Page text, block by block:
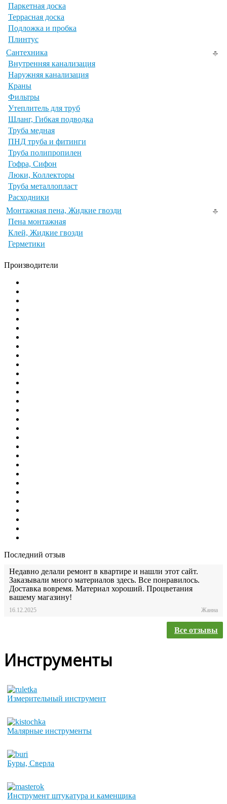
Паркетная доска
Террасная доска
Подложка и пробка
Плинтус
Сантехника
Внутренняя канализация
Наружняя канализация
Краны
Фильтры
Утеплитель для труб
Шланг, Гибкая подводка
Труба медная
ПНД труба и фитинги
Труба полипропилен
Гофра, Сифон
Люки, Коллекторы
Труба металлопласт
Расходники
Монтажная пена, Жидкие гвозди
Пена монтажная
Клей, Жидкие гвозди
Герметики
Производители
Последний отзыв
Недавно делали ремонт в квартире и нашли этот сайт.
Заказывали много материалов здесь. Все понравилось.
Доставка вовремя. Материал хороший. Процветания
вашему магазину!
Жанна
16.12.2025
Все отзывы
Инструменты
Измерительный инструмент
Малярные инструменты
Буры, Сверла
Инструмент штукатура и каменщика